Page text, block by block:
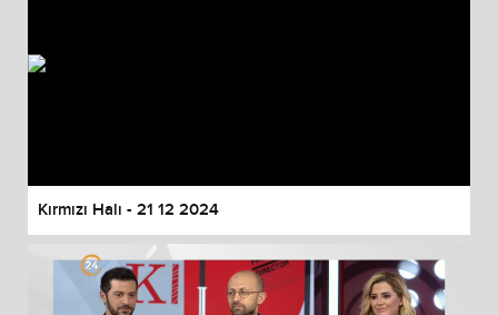
Kırmızı Halı - 21 12 2024